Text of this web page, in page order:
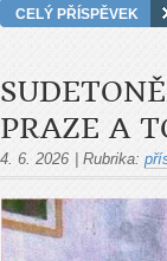
CELÝ PŘÍSPĚVEK
PRAZE A
4. 6. 2026 Rubrika: